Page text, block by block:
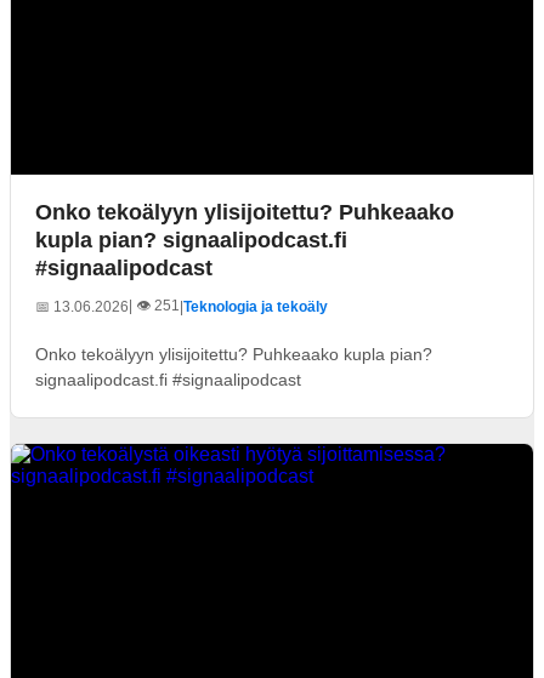
Onko tekoälyyn ylisijoitettu? Puhkeaako
kupla pian? signaalipodcast.fi
#signaalipodcast
📅 13.06.2026| 👁️ 251 Teknologia ja tekoäly
Onko tekoälyyn ylisijoitettu? Puhkeaako kupla pian?
signaalipodcast.fi #signaalipodcast